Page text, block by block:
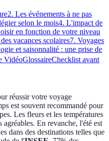
2. Les événements à ne pas
selon le mois4. L'impact de
en fonction de votre niveau
vacances scolaires7. Voyages
et saisonnalité : une prise de
VidéoGlossaireChecklist avant
réussir votre voyage
est souvent recommandé pour
Les fleurs et les températures
agréables. En revanche, l'été est
dans des destinations telles que